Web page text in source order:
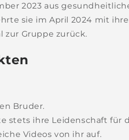
2023 aus
sie im April 2024 mit
zur Gruppe zurück.
Bruder.
stets ihre Leidenschaft für
Videos von ihr auf.